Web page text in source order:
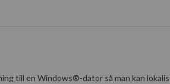
till en Windows®-dator så man kan